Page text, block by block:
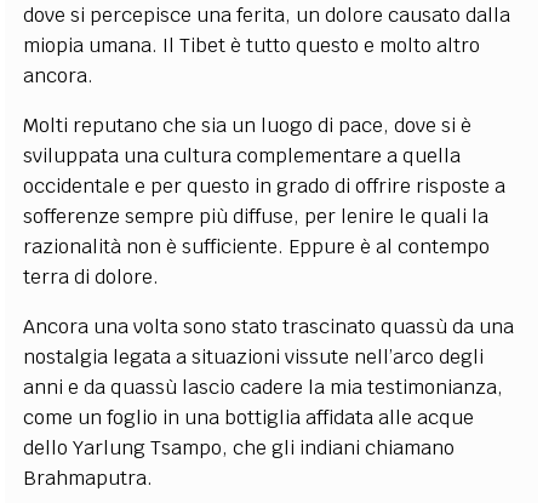
dove si percepisce una ferita, un dolore causato dalla
miopia umana. Il Tibet è tutto questo e molto altro
ancora.
Molti reputano che sia un luogo di pace, dove si è
sviluppata una cultura complementare a quella
occidentale e per questo in grado di offrire risposte a
sofferenze sempre più diffuse, per lenire le quali la
razionalità non è sufficiente. Eppure è al contempo
terra di dolore.
Ancora una volta sono stato trascinato quassù da una
nostalgia legata a situazioni vissute nell’arco degli
anni e da quassù lascio cadere la mia testimonianza,
come un foglio in una bottiglia affidata alle acque
dello Yarlung Tsampo, che gli indiani chiamano
Brahmaputra.